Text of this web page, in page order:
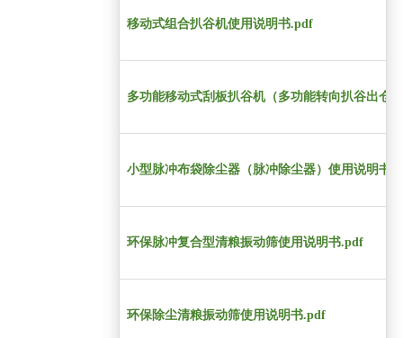
移动式组合扒谷机使用说明书.pdf
多功能移动式刮板扒谷机（多功能转向扒谷出仓
小型脉冲布袋除尘器（脉冲除尘器）使用说明书
环保脉冲复合型清粮振动筛使用说明书.pdf
环保除尘清粮振动筛使用说明书.pdf